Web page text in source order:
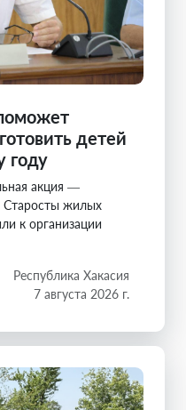
детей
году
акция —
Старосты жилых
к организации
Республика Хакасия
7 августа 2026 г.